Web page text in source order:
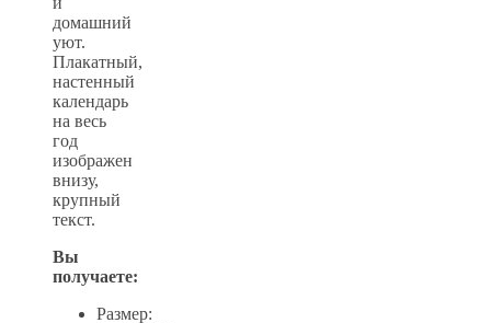
домашний
уют.
Плакатный,
настенный
календарь
на весь
год
изображен
внизу,
крупный
текст.
Вы
получаете:
Размер: